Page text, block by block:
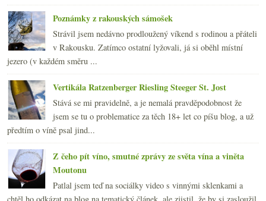
Poznámky z rakouských sámošek
Strávil jsem nedávno prodloužený víkend s rodinou a přáteli
v Rakousku. Zatímco ostatní lyžovali, já si oběhl místní
jezero (v každém směru ...
Vertikála Ratzenberger Riesling Steeger St. Jost
Stává se mi pravidelně, a je nemalá pravděpodobnost že
jsem se tu o problematice za těch 18+ let co píšu blog, a už
předtím o víně psal jind...
Z čeho pít víno, smutné zprávy ze světa vína a viněta
Moutonu
Patlal jsem teď na sociálky video s vinnými sklenkami a